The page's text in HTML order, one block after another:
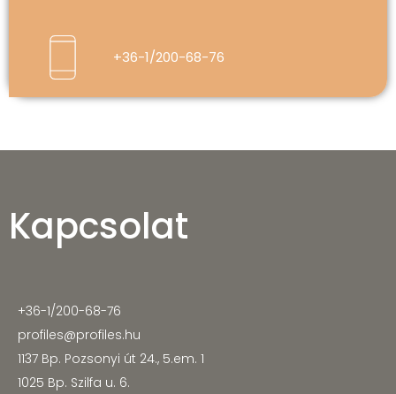
+36-1/200-68-76
Kapcsolat
+36-1/200-68-76
profiles@profiles.hu
1137 Bp. Pozsonyi út 24., 5.em. 1
1025 Bp. Szilfa u. 6.